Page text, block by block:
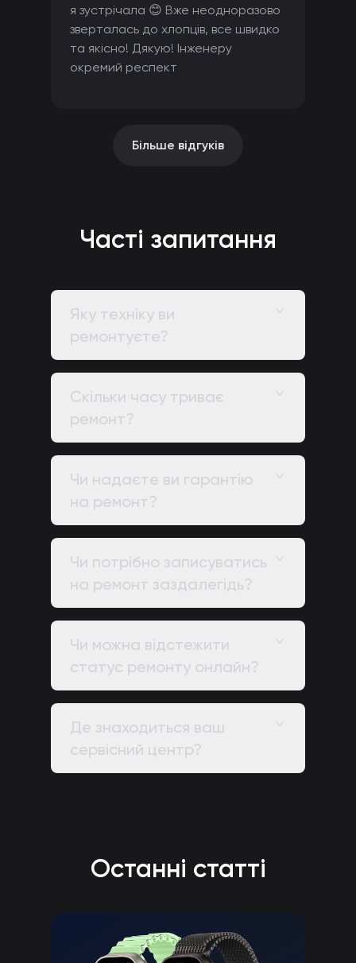
я зустрічала 😊 Вже неодноразово
зверталась до хлопців, все швидко
та якісно! Дякую! Інженеру
окремий респект
Більше відгуків
Часті запитання
Яку техніку ви
ремонтуєте?
Скільки часу триває
ремонт?
Чи надаєте ви гарантію
на ремонт?
Чи потрібно записуватись
на ремонт заздалегідь?
Чи можна відстежити
статус ремонту онлайн?
Де знаходиться ваш
сервісний центр?
Останні статті